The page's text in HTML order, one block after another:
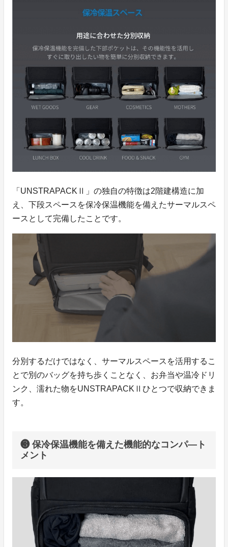
「UNSTRAPACKⅡ」の独自の特徴は2階建構造に加
え、下段スペースを保冷保温機能を備えたサーマルスペ
ースとして完備したことです。
分別するだけではなく、サーマルスペースを活用するこ
とで別のバッグを持ち歩くことなく、お弁当や温冷ドリ
ンク、濡れた物をUNSTRAPACKⅡひとつで収納できま
す。
❸ 保冷保温機能を備えた機能的なコンパ―ト
メント